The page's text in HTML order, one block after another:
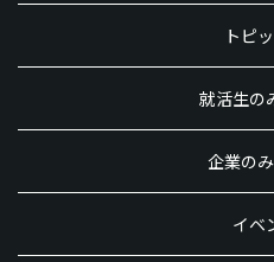
トピ
就活生の
企業の
イベ